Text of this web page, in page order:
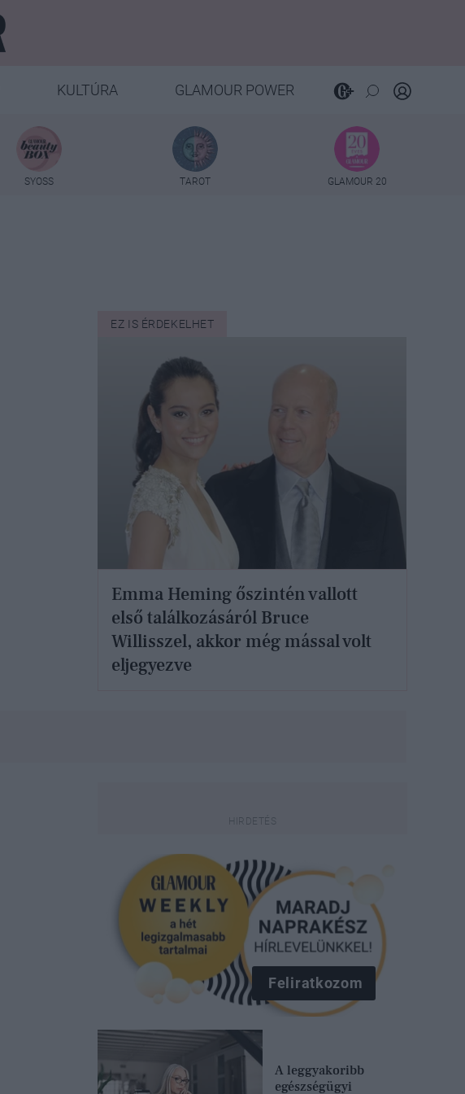
KULTÚRA GLAMOUR POWER
SYOSS TAROT GLAMOUR 20
EZ IS ÉRDEKELHET
Emma Heming őszintén vallott
első találkozásáról Bruce
Willisszel, akkor még mással volt
eljegyezve
Feliratkozom
A leggyakoribb
egészségügyi